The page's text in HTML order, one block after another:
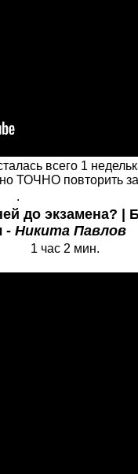
всего 1
ТОЧНО повторить
.
до экзамена? |
- Никита Павлов
1 час 2 мин.